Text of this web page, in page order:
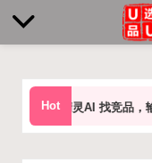
Skip
content
Hot
灵AI 找竞品，输入 ASIN